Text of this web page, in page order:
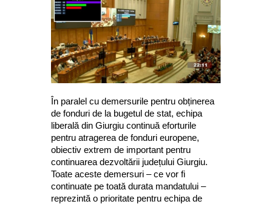
În paralel cu demersurile pentru obținerea
de fonduri de la bugetul de stat, echipa
liberală din Giurgiu continuă eforturile
pentru atragerea de fonduri europene,
obiectiv extrem de important pentru
continuarea dezvoltării județului Giurgiu.
Toate aceste demersuri – ce vor fi
continuate pe toată durata mandatului –
reprezintă o prioritate pentru echipa de